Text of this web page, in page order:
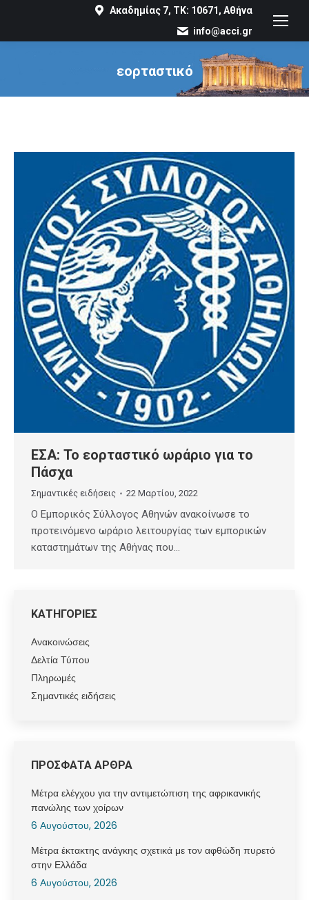
Ακαδημίας 7, ΤΚ: 10671, Αθήνα
info@acci.gr
εορταστικό
You are here:
ΕΣΑ: Το εορταστικό ωράριο για το
Πάσχα
Σημαντικές ειδήσεις 22 Μαρτίου, 2022
Ο Εμπορικός Σύλλογος Αθηνών ανακοίνωσε το
προτεινόμενο ωράριο λειτουργίας των εμπορικών
καταστημάτων της Αθήνας που…
ΚΑΤΗΓΟΡΙΕΣ
Ανακοινώσεις
Δελτία Τύπου
Πληρωμές
Σημαντικές ειδήσεις
ΠΡΟΣΦΑΤΑ ΑΡΘΡΑ
Μέτρα ελέγχου για την αντιμετώπιση της αφρικανικής
πανώλης των χοίρων
6 Αυγούστου, 2026
Μέτρα έκτακτης ανάγκης σχετικά με τον αφθώδη πυρετό
στην Ελλάδα
6 Αυγούστου, 2026